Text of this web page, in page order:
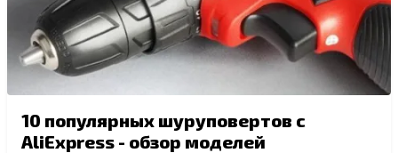
10 популярных шуруповертов с
AliExpress - обзор моделей